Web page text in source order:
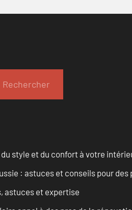
Rechercher
style et du confort à votre
: astuces et conseils pour
astuces et expertise